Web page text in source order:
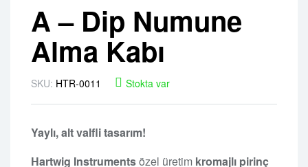
A – Dip Numune
Alma Kabı
SKU: HTR-0011 Stokta var
Yaylı, alt valfli tasarım!
Hartwig Instrumentsözel üretim kromajlı pirinç